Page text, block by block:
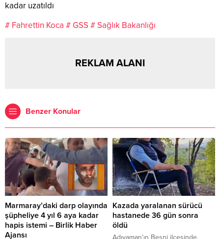
kadar uzatıldı
# Fahrettin Koca # GSS# Sağlık Bakanlığı
REKLAM ALANI
Benzer Konular
Marmaray’daki darp olayında
şüpheliye 4 yıl 6 aya kadar
hapis istemi – Birlik Haber
Ajansı
Kazada yaralanan sürücü
hastanede 36 gün sonra
öldü
Adıyaman’ın Besni ilçesinde,